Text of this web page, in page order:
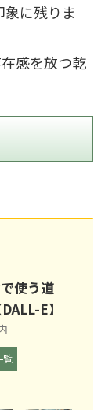
に残りま
感を放つ乾
使う道
E】
覧